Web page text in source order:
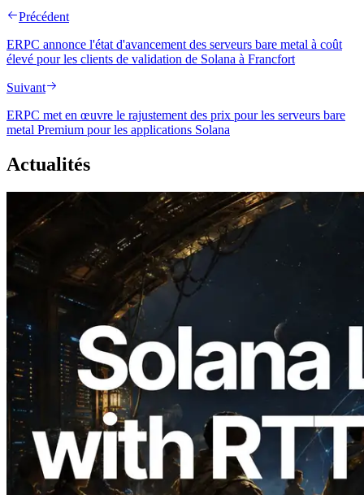
Précédent
ERPC annonce l'état d'avancement des serveurs bare metal à coût
élevé pour les clients de validation de Solana à Francfort
Suivant
ERPC met en œuvre le rajustement des prix pour les serveurs bare
metal Premium pour les applications Solana
Actualités
2026.08.05
ERPC étend l’API Solana Leader Slot
avec la mesure du ping depuis 7 régions
du monde — l’API Validators
Information est également lancée